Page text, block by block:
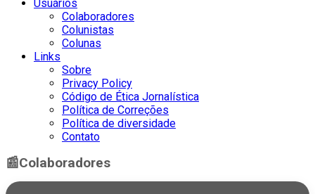
Usuários
Colaboradores
Colunistas
Colunas
Links
Sobre
Privacy Policy
Código de Ética Jornalística
Política de Correções
Política de diversidade
Contato
📰Colaboradores